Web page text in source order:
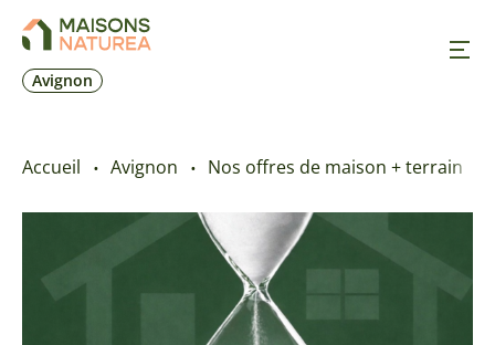
Avignon
Nos offres
Accueil Avignon Nos offres de maison + terrain